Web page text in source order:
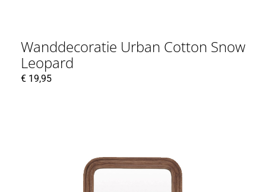
Wanddecoratie Urban Cotton Snow
Leopard
€ 19,95